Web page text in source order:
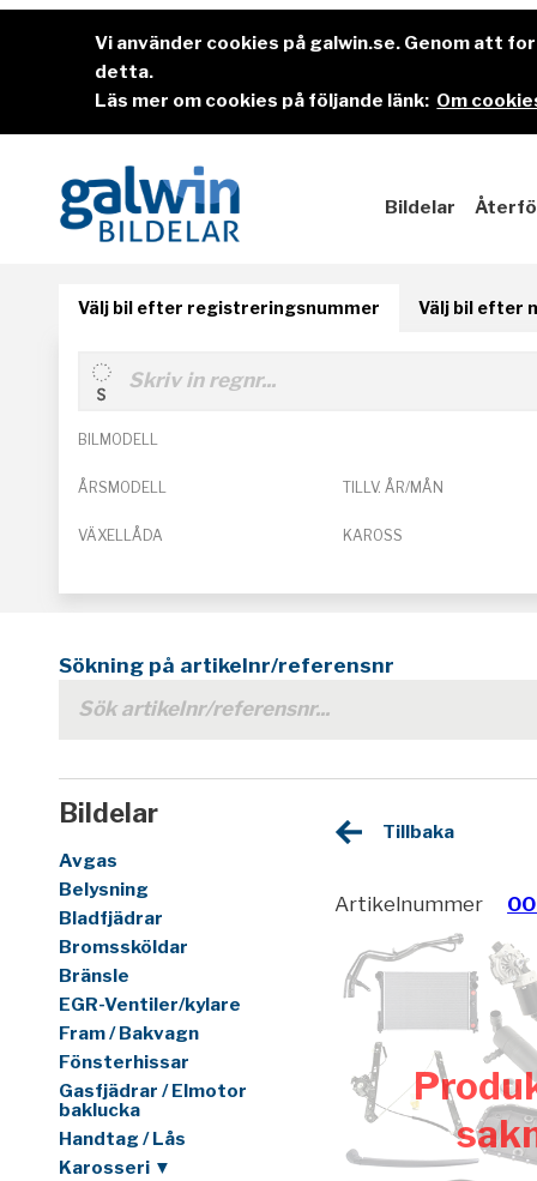
Vi använder cookies på galwin.se. Genom att
detta.
Läs mer om cookies på följande länk: Om
Bildelar
Välj bil efter registreringsnummer Välj bil efter
BILMODELL
ÅRSMODELL TILLV. ÅR/MÅN
VÄXELLÅDA KAROSS
Sökning på artikelnr/referensnr
Bildelar
Avgas
Belysning
Bladfjädrar
Bromssköldar
Bränsle
EGR-Ventiler/kylare
Fram / Bakvagn
Fönsterhissar
Gasfjädrar / Elmotor
baklucka
Handtag / Lås
Karosseri ▼
Tillbaka
Artikelnummer